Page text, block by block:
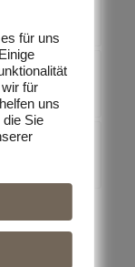
das Team
für uns
für
uns
die Sie